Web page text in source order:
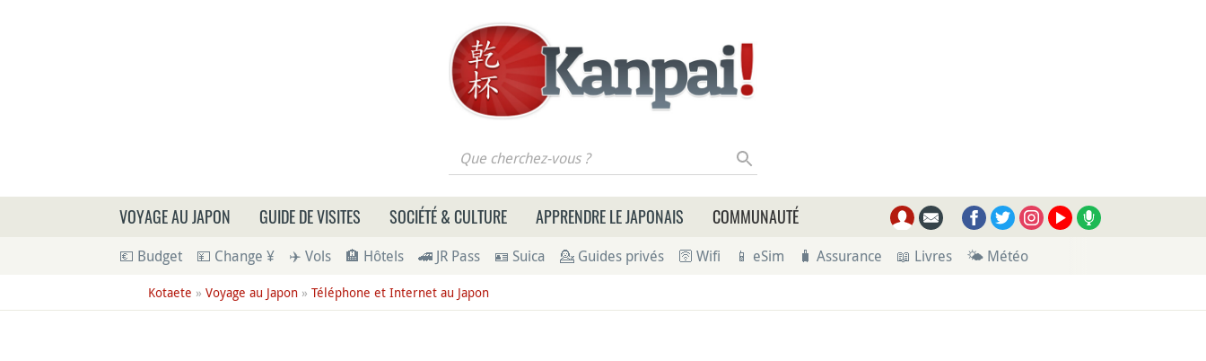
Que cherchez-vous ?
VOYAGE AU JAPON GUIDE DE VISITES SOCIÉTÉ & CULTURE APPRENDRE LE JAPONAIS COMMUNAUTÉ
💶 Budget 💴 Change ¥ ✈️ Vols 🏨 Hôtels 🚄 JR Pass 🪪 Suica 💁 Guides privés 🛜 Wifi 📱 eSim 🧳 Assurance 📖 Livres 🌤 Météo
Kotaete » Voyage au Japon» Téléphone et Internet au Japon